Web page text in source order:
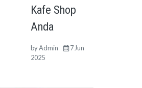
Kafe Shop
Anda
byAdmin
7 Jun
2025